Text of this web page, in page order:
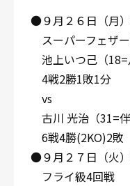
●９月２６日（月
スーパーフェザ
池上いつ己（18=
4戦2勝1敗1分
vs
古川 光治（31=伴
6戦4勝(2KO)2敗
●９月２７日（火
フライ級4回戦